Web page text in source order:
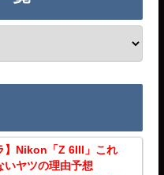
】Nikon「Z 6III」これ
いヤツの理由予想